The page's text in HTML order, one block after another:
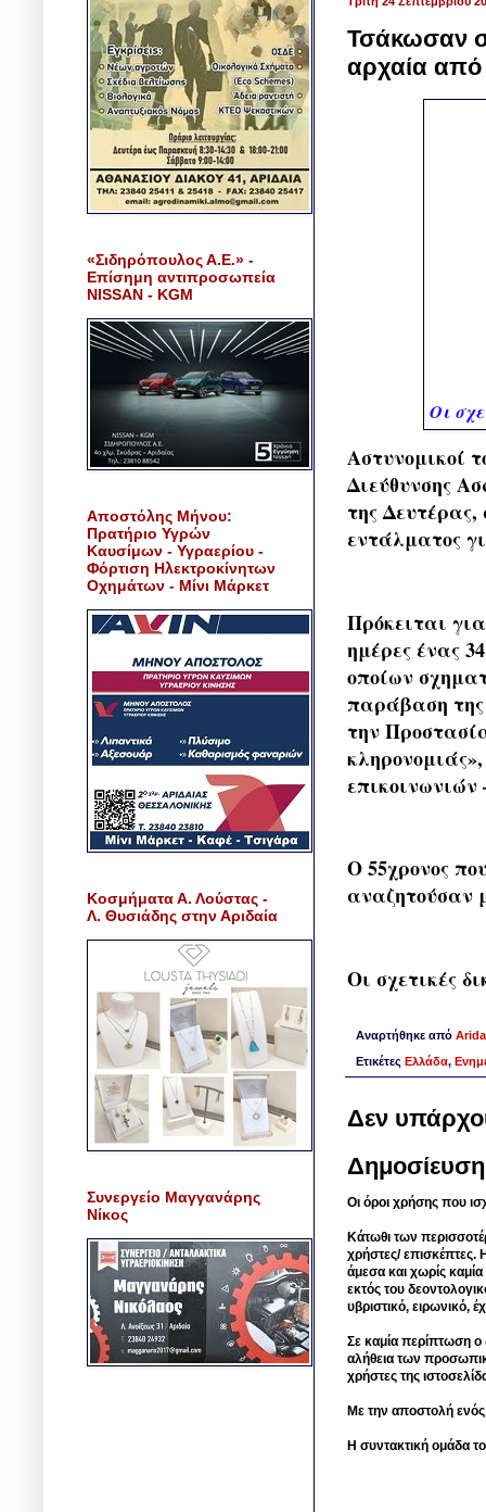
Τσάκωσαν
αρχαία
Οι
Αστυνομικοί
Διεύθυνσης
της Δευτέρας,
εντάλματος
Πρόκειται
ημέρες ένας
οποίων
παράβαση της
την
Ο 55χρονος
αναζητούσαν
Οι σχετικές
Αναρτήθηκε από
Ετικέτες Ελλάδα,
Δεν
Οι όροι χρήσης που
Κάτωθι των
χρήστες/ επισκέπτες.
άμεσα και χωρίς
εκτός του
υβριστικό, ειρωνικό,
Σε καμία περίπτωση ο
αλήθεια των
χρήστες της
Με την αποστολή
Η συντακτική ομάδα
«Σιδηρόπουλος Α.Ε.» -
Επίσημη αντιπροσωπεία
NISSAN - KGM
Αποστόλης Μήνου:
Πρατήριο Υγρών
Καυσίμων - Υγραερίου -
Φόρτιση Ηλεκτροκίνητων
Οχημάτων - Μίνι Μάρκετ
Κοσμήματα Α. Λούστας -
Λ. Θυσιάδης στην Αριδαία
Συνεργείο Μαγγανάρης
Νίκος